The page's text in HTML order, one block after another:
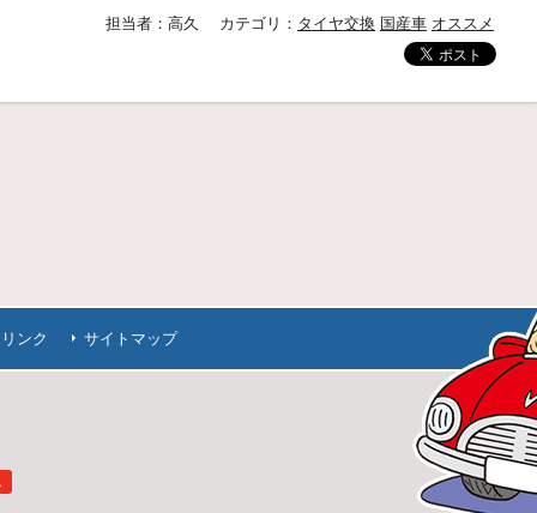
担当者：高久 カテゴリ： タイヤ交換 国産車 オススメ
ンク サイトマップ